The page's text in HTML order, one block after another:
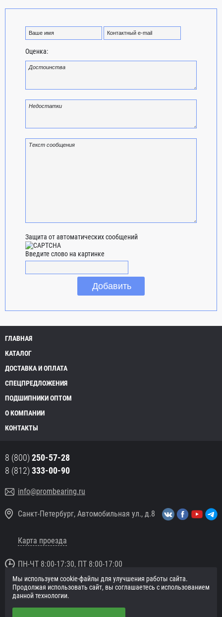
Оценка:
Защита от автоматических сообщений
Введите слово на картинке
ГЛАВНАЯ
КАТАЛОГ
ДОСТАВКА И ОПЛАТА
СПЕЦПРЕДЛОЖЕНИЯ
ПОДШИПНИКИ ОПТОМ
О КОМПАНИИ
КОНТАКТЫ
8 (800) 250-57-28
8 (812) 333-00-90
info@prombearing.ru
Санкт-Петербург, Автомобильная ул., д.8
Карта проезда
ПН-ЧТ 8:00-17:30, ПТ 8:00-17:00
© 2016 «PromBearing.ru»
Подшипники оптом и в розницу.
Мы используем cookie-файлы для улучшения работы сайта.
Продолжая использовать сайт, вы соглашаетесь с использованием
данной технологии.